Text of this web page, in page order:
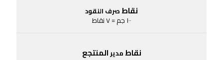
نقاط صرف النقود
١٠٠ جم = ٧ نقاط
نقاط مديرالمنتجع